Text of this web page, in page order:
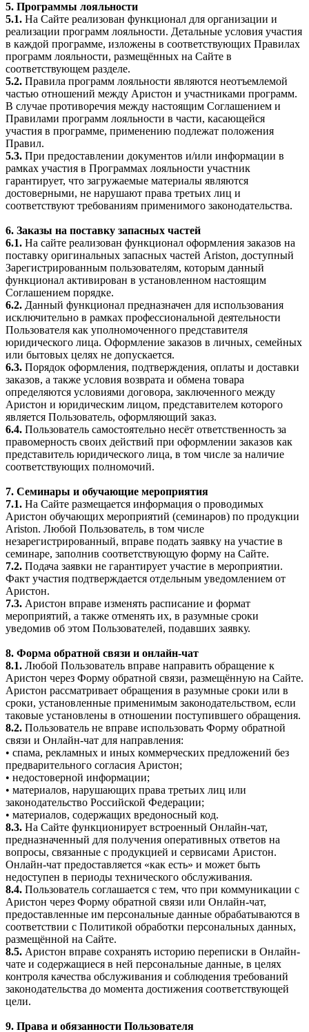
5. Программы лояльности
5.1. На Сайте реализован функционал для организации и
реализации программ лояльности. Детальные условия участия
в каждой программе, изложены в соответствующих Правилах
программ лояльности, размещённых на Сайте в
соответствующем разделе.
5.2. Правила программ лояльности являются неотъемлемой
частью отношений между Аристон и участниками программ.
В случае противоречия между настоящим Соглашением и
Правилами программ лояльности в части, касающейся
участия в программе, применению подлежат положения
Правил.
5.3. При предоставлении документов и/или информации в
рамках участия в Программах лояльности участник
гарантирует, что загружаемые материалы являются
достоверными, не нарушают права третьих лиц и
соответствуют требованиям применимого законодательства.
6. Заказы на поставку запасных частей
6.1. На сайте реализован функционал оформления заказов на
поставку оригинальных запасных частей Ariston, доступный
Зарегистрированным пользователям, которым данный
функционал активирован в установленном настоящим
Соглашением порядке.
6.2. Данный функционал предназначен для использования
исключительно в рамках профессиональной деятельности
Пользователя как уполномоченного представителя
юридического лица. Оформление заказов в личных, семейных
или бытовых целях не допускается.
6.3. Порядок оформления, подтверждения, оплаты и доставки
заказов, а также условия возврата и обмена товара
определяются условиями договора, заключенного между
Аристон и юридическим лицом, представителем которого
является Пользователь, оформляющий заказ.
6.4. Пользователь самостоятельно несёт ответственность за
правомерность своих действий при оформлении заказов как
представитель юридического лица, в том числе за наличие
соответствующих полномочий.
7. Семинары и обучающие мероприятия
7.1. На Сайте размещается информация о проводимых
Аристон обучающих мероприятий (семинаров) по продукции
Ariston. Любой Пользователь, в том числе
незарегистрированный, вправе подать заявку на участие в
семинаре, заполнив соответствующую форму на Сайте.
7.2. Подача заявки не гарантирует участие в мероприятии.
Факт участия подтверждается отдельным уведомлением от
Аристон.
7.3. Аристон вправе изменять расписание и формат
мероприятий, а также отменять их, в разумные сроки
уведомив об этом Пользователей, подавших заявку.
8. Форма обратной связи и онлайн-чат
8.1. Любой Пользователь вправе направить обращение к
Аристон через Форму обратной связи, размещённую на Сайте.
Аристон рассматривает обращения в разумные сроки или в
сроки, установленные применимым законодательством, если
таковые установлены в отношении поступившего обращения.
8.2. Пользователь не вправе использовать Форму обратной
связи и Онлайн-чат для направления:
• спама, рекламных и иных коммерческих предложений без
предварительного согласия Аристон;
• недостоверной информации;
• материалов, нарушающих права третьих лиц или
законодательство Российской Федерации;
• материалов, содержащих вредоносный код.
8.3. На Сайте функционирует встроенный Онлайн-чат,
предназначенный для получения оперативных ответов на
вопросы, связанные с продукцией и сервисами Аристон.
Онлайн-чат предоставляется «как есть» и может быть
недоступен в периоды технического обслуживания.
8.4. Пользователь соглашается с тем, что при коммуникации с
Аристон через Форму обратной связи или Онлайн-чат,
предоставленные им персональные данные обрабатываются в
соответствии с Политикой обработки персональных данных,
размещённой на Сайте.
8.5. Аристон вправе сохранять историю переписки в Онлайн-
чате и содержащиеся в ней персональные данные, в целях
контроля качества обслуживания и соблюдения требований
законодательства до момента достижения соответствующей
цели.
9. Права и обязанности Пользователя